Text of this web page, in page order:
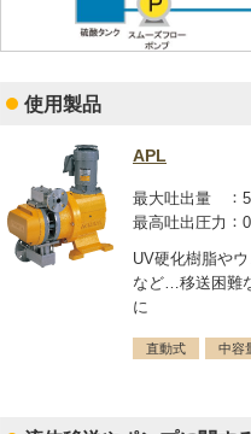
使用製品
APL
最大吐出量
最高吐出圧力
UV硬化樹脂や
など…移送困難
に
直動式 中容